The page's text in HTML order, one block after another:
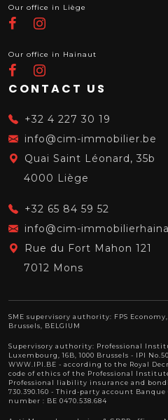
Our office in Liège
Our office in Hainaut
CONTACT US
+32 4 227 30 19
info@cim-immobilier.be
Quai Saint Léonard, 35b
4000 Liège
+32 65 84 59 52
info@cim-
Rue du Fort Mahon 121
7012 Mons
SME supervisory authority: FPS
Brussels, BELGIUM
Supervisory authority: Professional
Luxembourg, 16B, 1000 Brussels - IPI
WWW.IPI.BE - according to the Royal
code of ethics of the Professional
Professional liability insurance and
730.390.160 - Third-party account Banque
number : BE 0470.538.684